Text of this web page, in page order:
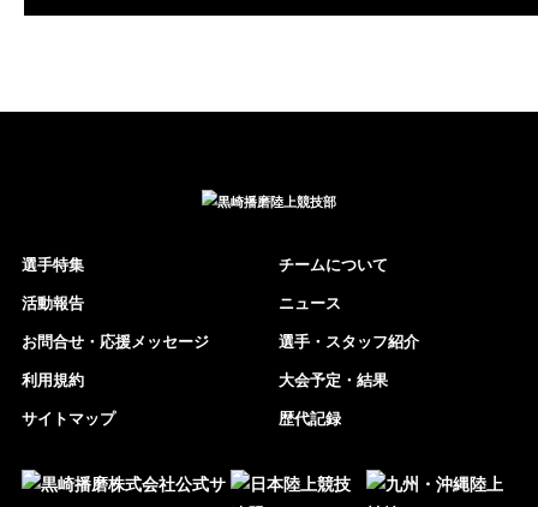
チームについて
ニュース
選手・スタッフ紹介
大会予定・結果
歴代記録
選手特集
活動報告
お問合せ・応援メッセージ
利用規約
サイトマップ